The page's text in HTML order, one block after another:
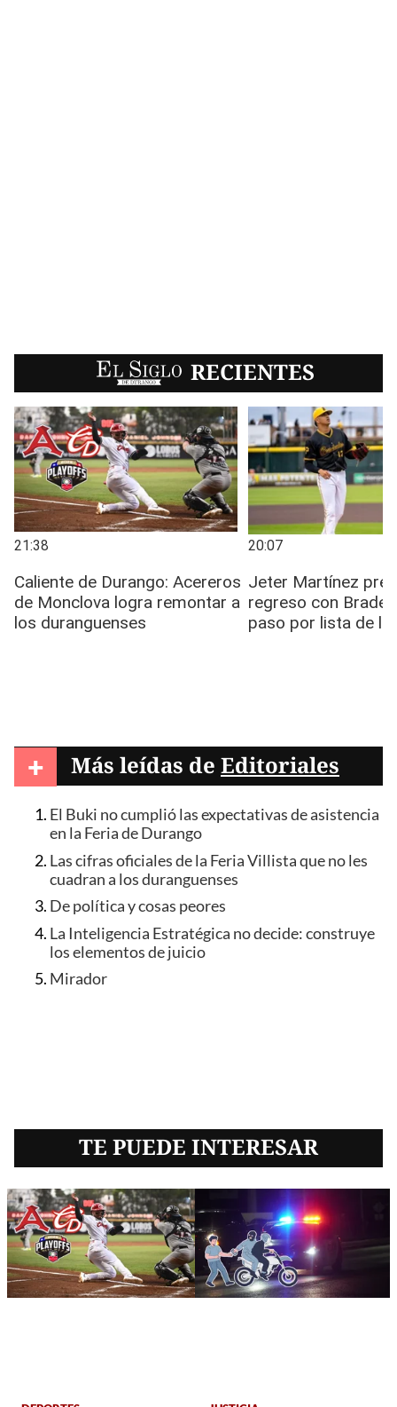
EL SIGLO RECIENTES
+ Más leídas de Editoriales
El Buki no cumplió las expectativas de asistencia
en la Feria de Durango
Las cifras oficiales de la Feria Villista que no les
cuadran a los duranguenses
De política y cosas peores
La Inteligencia Estratégica no decide: construye
los elementos de juicio
Mirador
TE PUEDE INTERESAR